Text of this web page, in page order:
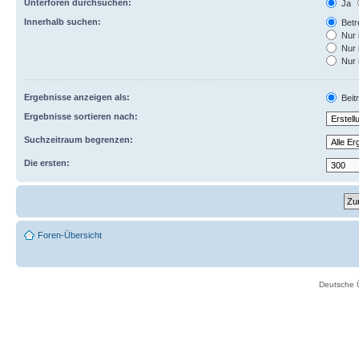
Unterforen durchsuchen:
Ja
Innerhalb suchen:
Nur
Nur
Nur
Ergebnisse anzeigen als:
Ergebnisse sortieren nach:
Suchzeitraum begrenzen:
Die ersten:
Foren-Übersicht
Deutsche